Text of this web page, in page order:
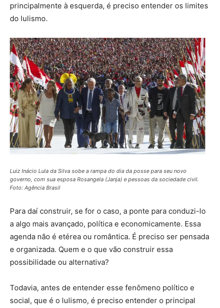
principalmente à esquerda, é preciso entender os limites
do lulismo.
Luiz Inácio Lula da Silva sobe a rampa do dia da posse para seu novo
governo, com sua esposa Rosangela (Janja) e pessoas da sociedade civil.
Foto: Agência Brasil
Para daí construir, se for o caso, a ponte para conduzi-lo
a algo mais avançado, política e economicamente. Essa
agenda não é etérea ou romântica. É preciso ser pensada
e organizada. Quem e o que vão construir essa
possibilidade ou alternativa?
Todavia, antes de entender esse fenômeno político e
social, que é o lulismo, é preciso entender o principal